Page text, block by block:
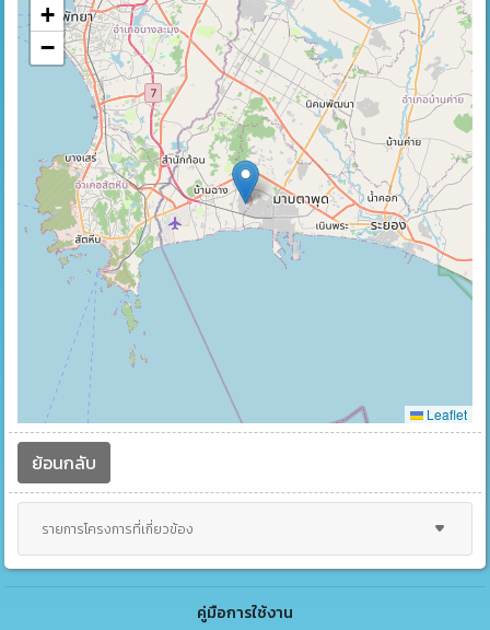
+
−
Leaflet
ย้อนกลับ
รายการโครงการที่เกี่ยวข้อง
คู่มือการใช้งาน